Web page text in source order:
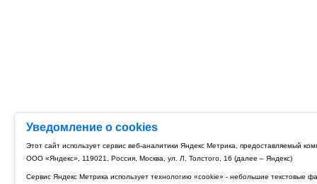
Уведомление о cookies
Этот сайт использует сервис веб-аналитики Яндекс Метрика, предоставляемый
ООО «Яндекс», 119021, Россия, Москва, ул. Л. Толстого, 16 (далее – Яндекс)
Сервис Яндекс Метрика использует технологию «cookie» - небольшие текстовые